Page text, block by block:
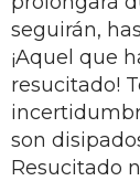
seguirán,
¡Aquel que
resucitado!
son
Resucitado